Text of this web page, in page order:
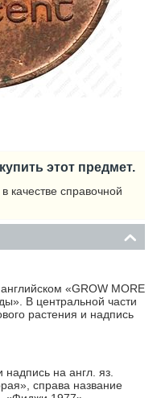
этот предмет.
качестве справочной
«GROW MORE
В центральной части
растения и надпись
на англ. яз.
справа название